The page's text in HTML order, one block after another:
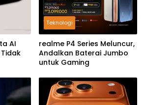
AI
Teknologi
realme P4 Series Meluncur,
Andalkan Baterai Jumbo
untuk Gaming